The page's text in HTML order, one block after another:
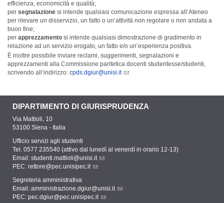
efficienza, economicità e qualità;
per segnalazione si intende qualsiasi comunicazione espressa all’Ateneo
per rilevare un disservizio, un fatto o un’attività non regolare o non andata a
buon fine;
per apprezzamento si intende qualsiasi dimostrazione di gradimento in
relazione ad un servizio erogato, un fatto e/o un’esperienza positiva.
È inoltre possibile inviare reclami, suggerimenti, segnalazioni e
apprezzamenti alla Commissione paritetica docenti studentesse/studenti,
scrivendo all’indirizzo: cpds.dgiur@unisi.it
DIPARTIMENTO DI GIURISPRUDENZA
Via Mattioli, 10
53100 Siena - Italia
Ufficio servizi agli studenti
Tel. 0577 235540 (attivo dal lunedì al venerdì in orario 12-13)
Email: studenti.mattioli@unisi.it
PEC: rettore@pec.unisipec.it
Segreteria amministrativa
Email: amministrazione.dgiur@unisi.it
PEC: pec.dgiur@pec.unisipec.it